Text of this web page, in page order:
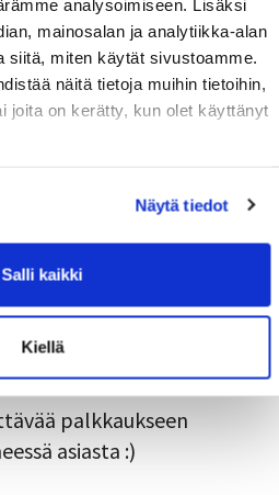
analysoimiseen. Lisäksi
mainosalan ja analytiikka-alan
siitä, miten käytät sivustoamme.
näitä tietoja muihin tietoihin,
joita on kerätty, kun olet käyttänyt
Näytä tiedot
Salli kaikki
Kiellä
äänen jne kanssa. Ehkä
enemmän harjoittelua ja
min tunneista kokonaisen
maksetaan
palkka)
on se, että tunnit ovat
Lähdetään vaikka
tekee yhden hyvän
sen jälkeen :)
palkkaukseen
asiasta :)